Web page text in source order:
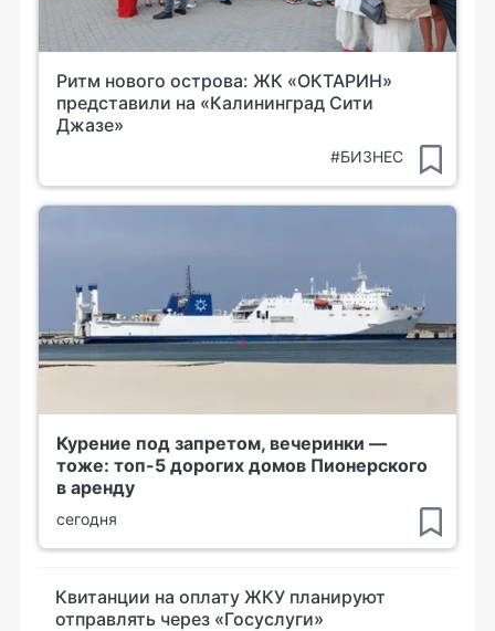
Ритм нового острова: ЖК «ОКТАРИН»
представили на «Калининград Сити
Джазе»
#БИЗНЕС
Курение под запретом, вечеринки —
тоже: топ-5 дорогих домов Пионерского
в аренду
сегодня
Квитанции на оплату ЖКУ планируют
отправлять через «Госуслуги»